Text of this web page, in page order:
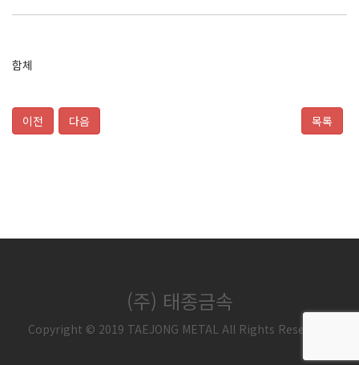
함체
이전 다음 목록
(주) 태종금속
Copyright © 2019 TAEJONG METAL All Rights Reserved.